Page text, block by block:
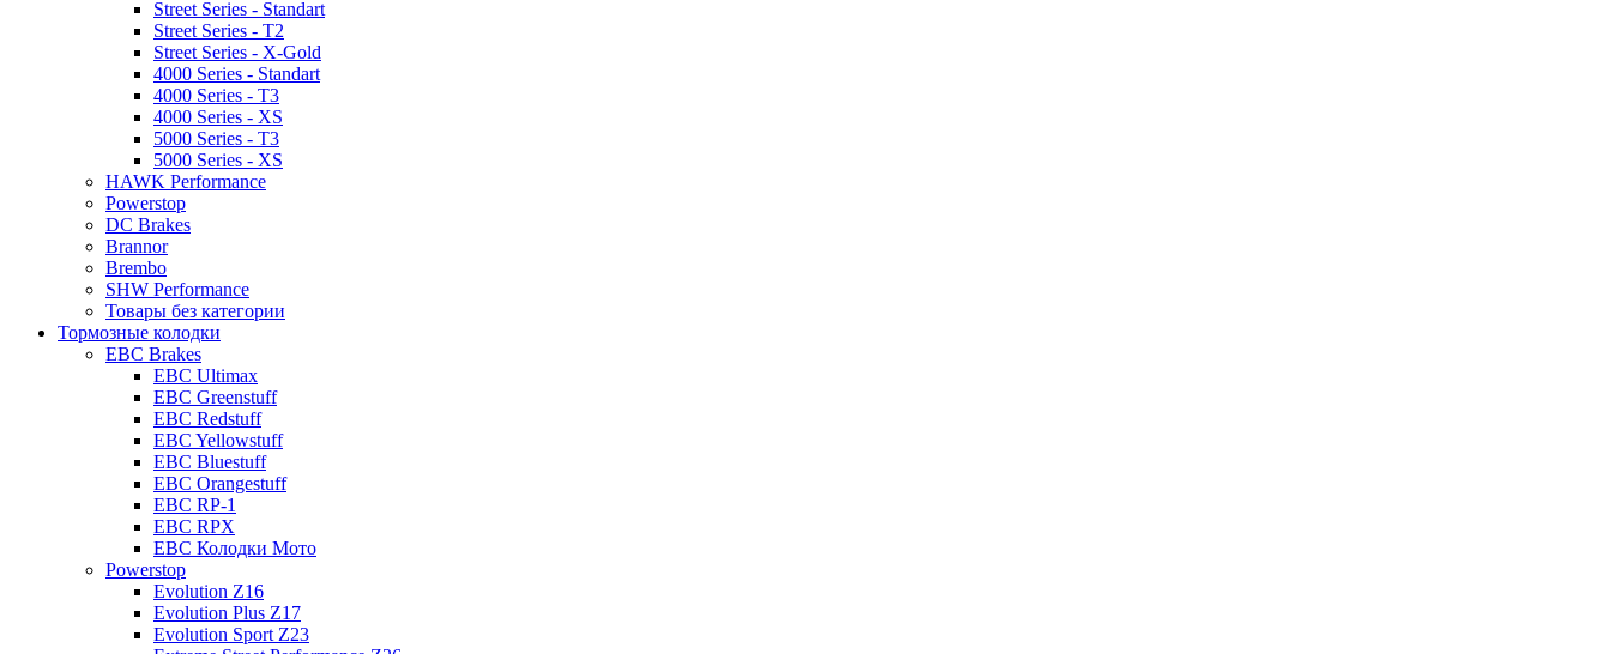
Street Series - Standart
Street Series - T2
Street Series - X-Gold
4000 Series - Standart
4000 Series - T3
4000 Series - XS
5000 Series - T3
5000 Series - XS
HAWK Performance
Powerstop
DC Brakes
Brannor
Brembo
SHW Performance
Товары без категории
Тормозные колодки
EBC Brakes
EBC Ultimax
EBC Greenstuff
EBC Redstuff
EBC Yellowstuff
EBC Bluestuff
EBC Orangestuff
EBC RP-1
EBC RPX
EBC Колодки Мото
Powerstop
Evolution Z16
Evolution Plus Z17
Evolution Sport Z23